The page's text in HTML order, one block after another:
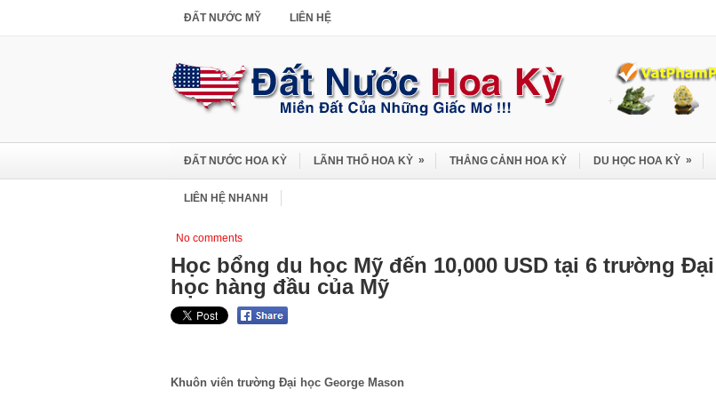
ĐẤT NƯỚC MỸ LIÊN HỆ
ĐẤT NƯỚC HOA KỲ LÃNH THỔ HOA KỲ » THẮNG CẢNH HOA KỲ DU HỌC HOA KỲ »
LIÊN HỆ NHANH
No comments
Học bổng du học Mỹ đến 10,000 USD tại 6 trường Đại
học hàng đầu của Mỹ
Khuôn viên trường Đại học George Mason